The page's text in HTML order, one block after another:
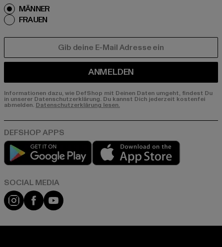
MÄNNER
FRAUEN
ANMELDEN
Informationen dazu, wie DefShop mit Deinen Daten umgeht, findest Du
in unserer Datenschutzerklärung. Du kannst Dich jederzeit kostenfei
abmelden. Datenschutzerklärung lesen.
Play market
Instagram
FacebookYouTube